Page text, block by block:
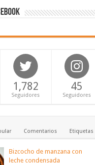
1,782
Seguidores
45
Seguidores
Comentarios Etiquetas
Bizcocho de manzana con
leche condensada